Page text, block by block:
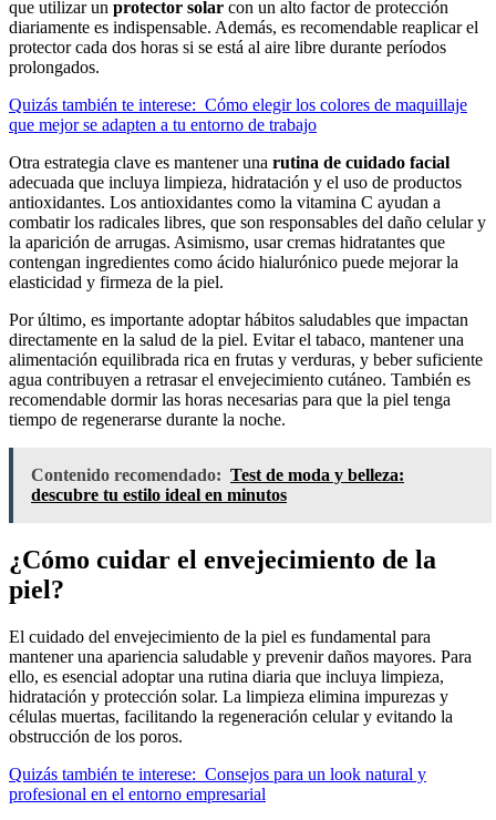
que utilizar un protector solar con un alto factor de protección
diariamente es indispensable. Además, es recomendable reaplicar el
protector cada dos horas si se está al aire libre durante períodos
prolongados.
Quizás también te interese: Cómo elegir los colores de maquillaje
que mejor se adapten a tu entorno de trabajo
Otra estrategia clave es mantener una rutina de cuidado facial
adecuada que incluya limpieza, hidratación y el uso de productos
antioxidantes. Los antioxidantes como la vitamina C ayudan a
combatir los radicales libres, que son responsables del daño celular y
la aparición de arrugas. Asimismo, usar cremas hidratantes que
contengan ingredientes como ácido hialurónico puede mejorar la
elasticidad y firmeza de la piel.
Por último, es importante adoptar hábitos saludables que impactan
directamente en la salud de la piel. Evitar el tabaco, mantener una
alimentación equilibrada rica en frutas y verduras, y beber suficiente
agua contribuyen a retrasar el envejecimiento cutáneo. También es
recomendable dormir las horas necesarias para que la piel tenga
tiempo de regenerarse durante la noche.
Contenido recomendado: Test de moda y belleza:
descubre tu estilo ideal en minutos
¿Cómo cuidar el envejecimiento de la
piel?
El cuidado del envejecimiento de la piel es fundamental para
mantener una apariencia saludable y prevenir daños mayores. Para
ello, es esencial adoptar una rutina diaria que incluya limpieza,
hidratación y protección solar. La limpieza elimina impurezas y
células muertas, facilitando la regeneración celular y evitando la
obstrucción de los poros.
Quizás también te interese: Consejos para un look natural y
profesional en el entorno empresarial